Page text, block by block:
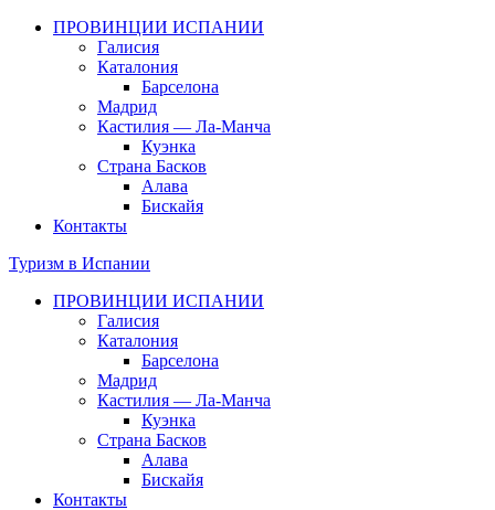
ПРОВИНЦИИ ИСПАНИИ
Галисия
Каталония
Барселона
Мадрид
Кастилия — Ла-Манча
Куэнка
Страна Басков
Алава
Бискайя
Контакты
Туризм в Испании
ПРОВИНЦИИ ИСПАНИИ
Галисия
Каталония
Барселона
Мадрид
Кастилия — Ла-Манча
Куэнка
Страна Басков
Алава
Бискайя
Контакты